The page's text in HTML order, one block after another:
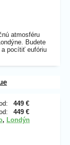
atmosféru
Budete
pocítiť eufóriu
449 €
449 €
, Londýn